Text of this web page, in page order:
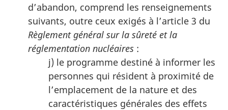
d’abandon, comprend les renseignements
suivants, outre ceux exigés à l’article 3 du
Règlement général sur la sûreté et la
réglementation nucléaires :
j) le programme destiné à informer les
personnes qui résident à proximité de
l’emplacement de la nature et des
caractéristiques générales des effets